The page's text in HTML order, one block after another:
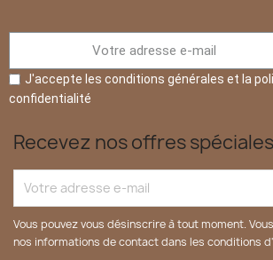
J'accepte les conditions générales et la
confidentialité
Recevez nos offres spéciales
Vous pouvez vous désinscrire à tout moment.
nos informations de contact dans les conditions